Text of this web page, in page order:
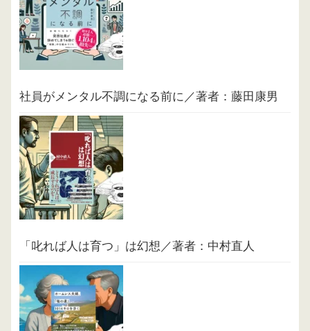
社員がメンタル不調になる前に／著者：藤田康男
「叱れば人は育つ」は幻想／著者：中村直人